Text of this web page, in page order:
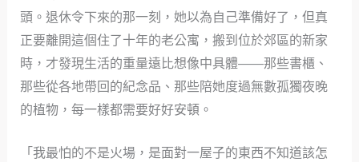
頭。退休令下來的那一刻，她以為自己準備好了，但真
正要離開這個住了十年的老公寓，搬到位於郊區的新家
時，才發現生活的重量遠比想像中具體——那些書櫃、
那些從各地帶回的紀念品、那些陪她度過無數孤獨夜晚
的植物，每一樣都需要好好安頓。
「我最怕的不是火場，是面對一屋子的東西不知道該怎